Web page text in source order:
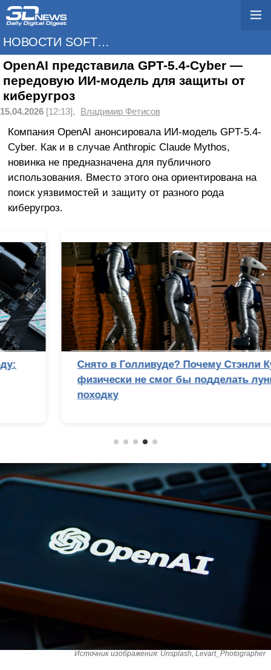
НОВОСТИ SOFTWARE
OpenAI представила GPT-5.4-Cyber —
передовую ИИ-модель для защиты от
киберугроз
15.04.2026 [12:13], Владимир Фетисов
Компания OpenAI анонсировала ИИ-модель GPT-5.4-
Cyber. Как и в случае Anthropic Claude Mythos,
новинка не предназначена для публичного
использования. Вместо этого она ориентирована на
поиск уязвимостей и защиту от разного рода
киберугроз.
Снято в Голливуде? Почему Стэнли Кубрик
физически не смог бы подделать лунную
Источник изображения: Unsplash, Levart_Photographer